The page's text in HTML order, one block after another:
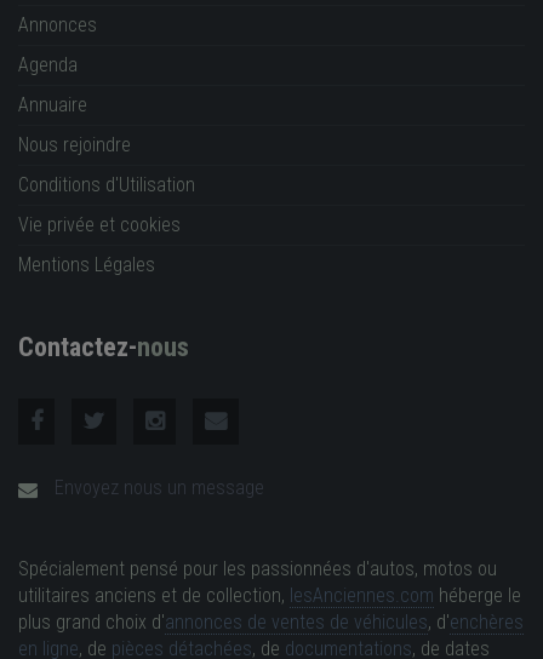
Annonces
Agenda
Annuaire
Nous rejoindre
Conditions d'Utilisation
Vie privée et cookies
Mentions Légales
Contactez-nous
Envoyez nous un message
Spécialement pensé pour les passionnées d'autos, motos ou
utilitaires anciens et de collection, lesAnciennes.com héberge le
plus grand choix d'annonces de ventes de véhicules, d'enchères
en ligne, de pièces détachées, de documentations, de dates